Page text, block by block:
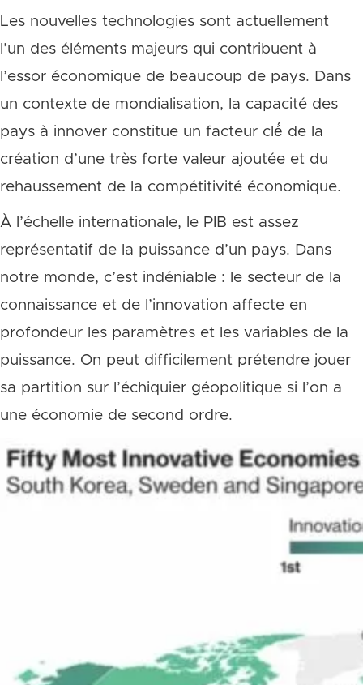
Les nouvelles technologies sont actuellement
l’un des éléments majeurs qui contribuent à
l’essor économique de beaucoup de pays. Dans
un contexte de mondialisation, la capacité des
pays à innover constitue un facteur clé́ de la
création d’une très forte valeur ajoutée et du
rehaussement de la compétitivité économique.
À l’échelle internationale, le PIB est assez
représentatif de la puissance d’un pays. Dans
notre monde, c’est indéniable : le secteur de la
connaissance et de l’innovation affecte en
profondeur les paramètres et les variables de la
puissance. On peut difficilement prétendre jouer
sa partition sur l’échiquier géopolitique si l’on a
une économie de second ordre.